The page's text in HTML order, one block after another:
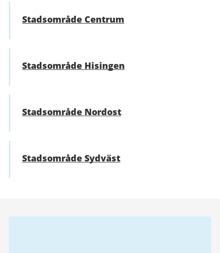
Stadsområde Centrum
Stadsområde Hisingen
Stadsområde Nordost
Stadsområde Sydväst